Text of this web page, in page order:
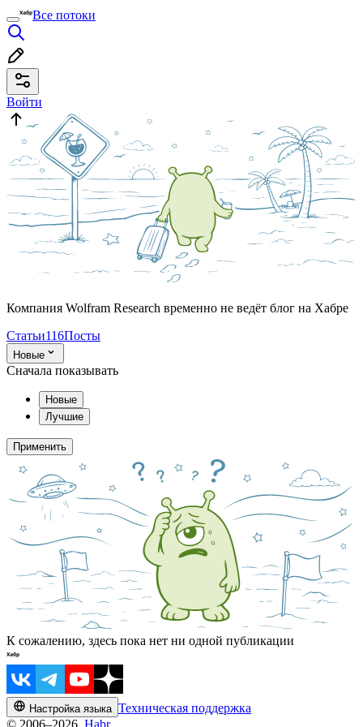
Все потоки
Войти
Компания Wolfram Research временно не ведёт блог на Хабре
Статьи116Посты
Новые
Сначала показывать
Новые
Лучшие
Применить
К сожалению, здесь пока нет ни одной публикации
Настройка языка Техническая поддержка
© 2006–2026, Habr